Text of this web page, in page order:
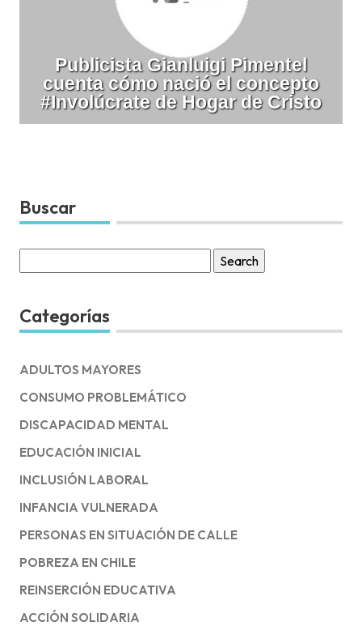
Publicista Gianluigi Pimentel
cuenta cómo nació el concepto
#Involúcrate de Hogar de Cristo
Buscar
for:
Categorías
ADULTOS MAYORES
CONSUMO PROBLEMÁTICO
DISCAPACIDAD MENTAL
EDUCACIÓN INICIAL
INCLUSIÓN LABORAL
INFANCIA VULNERADA
PERSONAS EN SITUACIÓN DE CALLE
POBREZA EN CHILE
REINSERCIÓN EDUCATIVA
ACCIÓN SOLIDARIA